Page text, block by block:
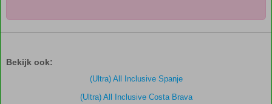
zijn
Bekijk ook:
(Ultra) All Inclusive Spanje
(Ultra) All Inclusive Costa Brava